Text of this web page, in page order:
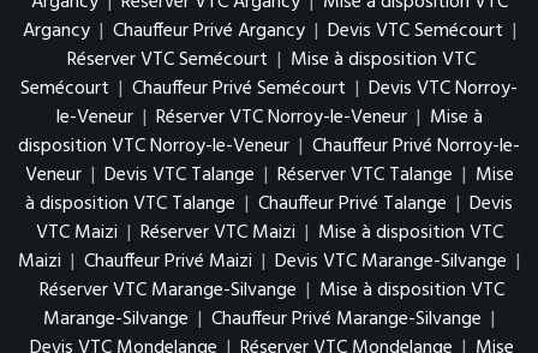
Argancy | Chauffeur Privé Argancy | Devis VTC Semécourt |
Réserver VTC Semécourt | Mise à disposition VTC
Semécourt | Chauffeur Privé Semécourt | Devis VTC Norroy-
le-Veneur | Réserver VTC Norroy-le-Veneur | Mise à
disposition VTC Norroy-le-Veneur | Chauffeur Privé Norroy-le-
Veneur | Devis VTC Talange | Réserver VTC Talange | Mise
à disposition VTC Talange | Chauffeur Privé Talange | Devis
VTC Maizi | Réserver VTC Maizi | Mise à disposition VTC
Maizi | Chauffeur Privé Maizi | Devis VTC Marange-Silvange |
Réserver VTC Marange-Silvange | Mise à disposition VTC
Marange-Silvange | Chauffeur Privé Marange-Silvange |